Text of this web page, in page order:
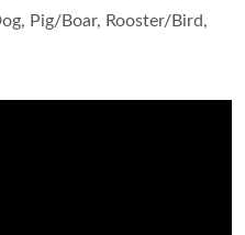
Pig/Boar, Rooster/Bird,